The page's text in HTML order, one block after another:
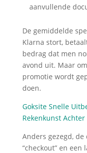
aanvullende
De gemiddelde
Klarna stort,
bedrag dat men
avond uit. Maar
promotie wordt
doen.
Goksite Snelle
Rekenkunst
Anders gezegd,
“checkout” en